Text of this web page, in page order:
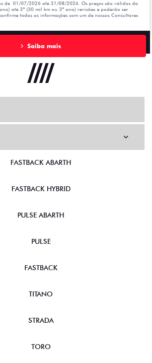
de 01/07/2026 até 31/08/2026. Os preços são válidos da
até 3º (30 mil km ou 3º ano) revisões e poderão ser
todas as informações com um de nossos Consultores
Saiba mais
FASTBACK ABARTH
FASTBACK HYBRID
PULSE ABARTH
PULSE
FASTBACK
TITANO
STRADA
TORO